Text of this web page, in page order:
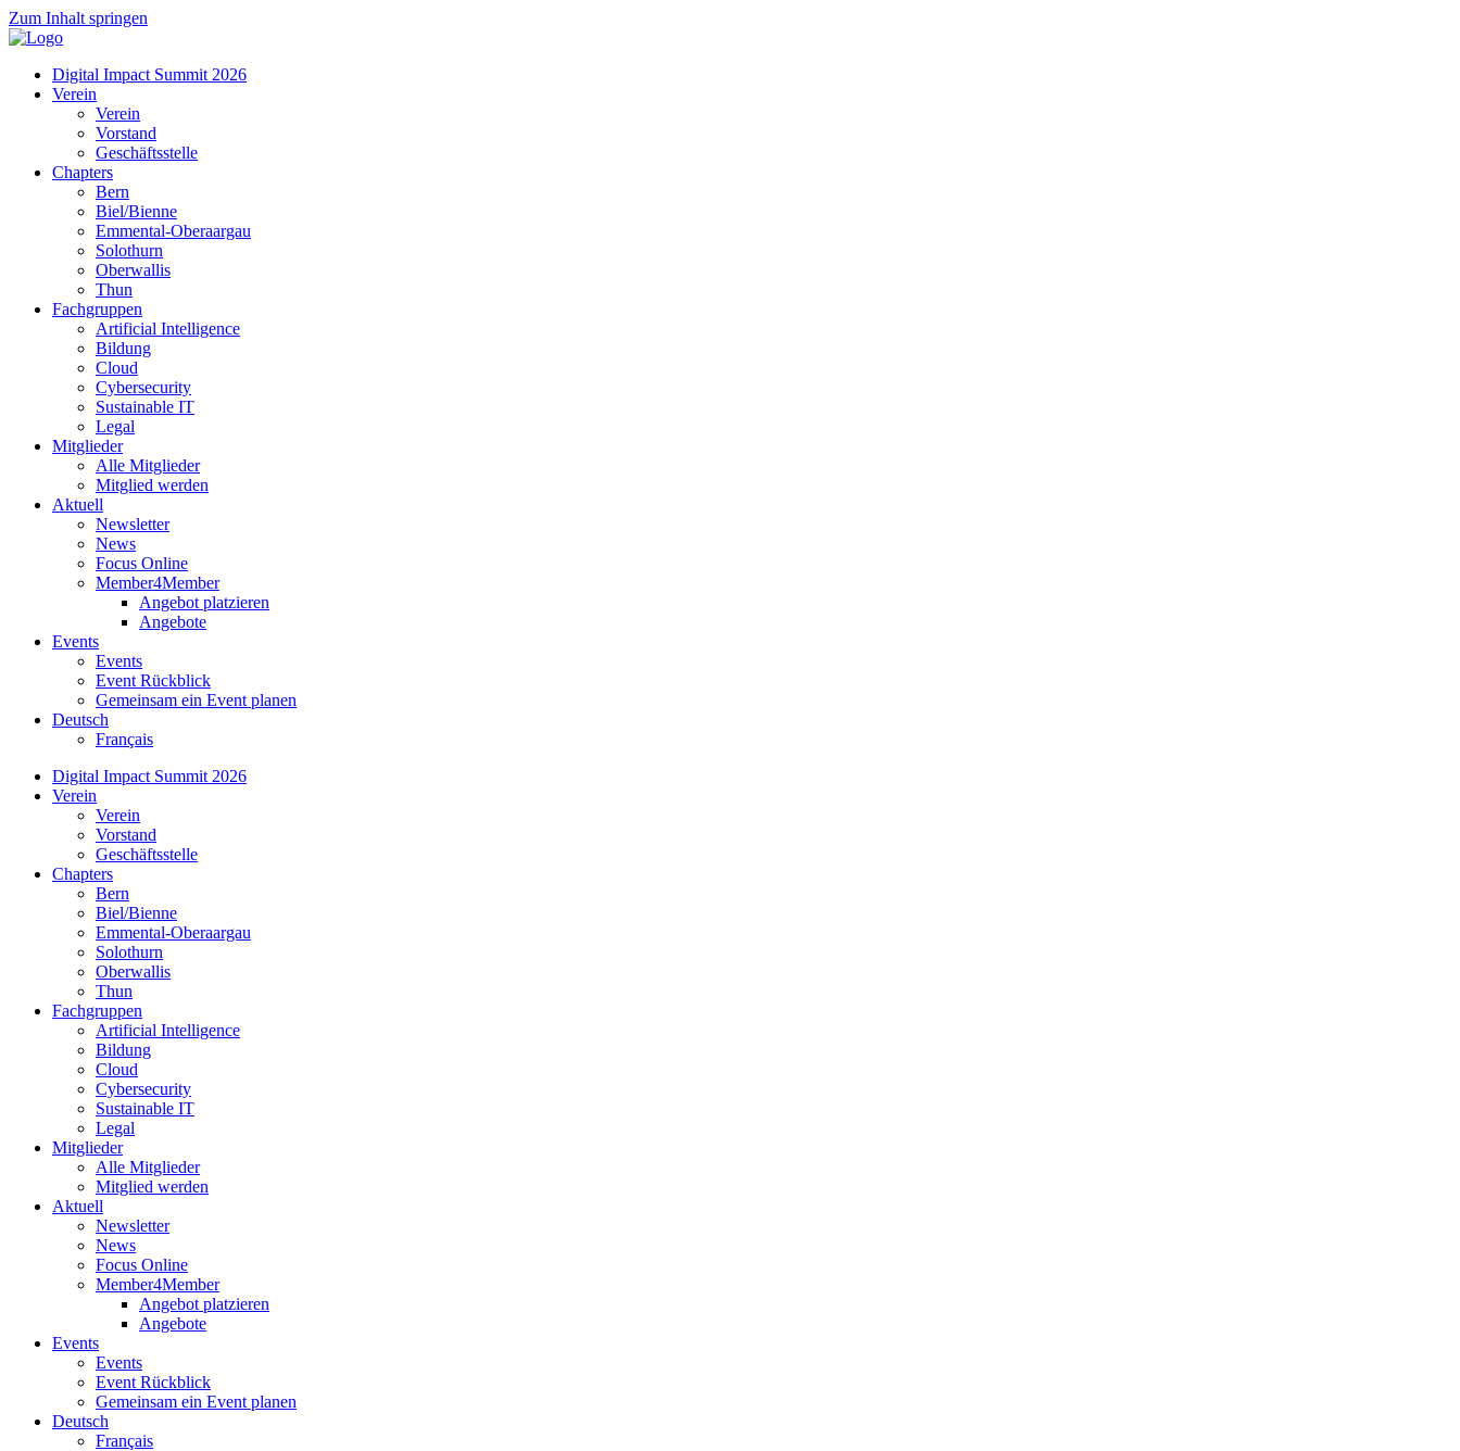
Zum Inhalt springen
Digital Impact Summit 2026
Verein
Verein
Vorstand
Geschäftsstelle
Chapters
Bern
Biel/Bienne
Emmental-Oberaargau
Solothurn
Oberwallis
Thun
Fachgruppen
Artificial Intelligence
Bildung
Cloud
Cybersecurity
Sustainable IT
Legal
Mitglieder
Alle Mitglieder
Mitglied werden
Aktuell
Newsletter
News
Focus Online
Member4Member
Angebot platzieren
Angebote
Events
Events
Event Rückblick
Gemeinsam ein Event planen
Deutsch
Français
Digital Impact Summit 2026
Verein
Verein
Vorstand
Geschäftsstelle
Chapters
Bern
Biel/Bienne
Emmental-Oberaargau
Solothurn
Oberwallis
Thun
Fachgruppen
Artificial Intelligence
Bildung
Cloud
Cybersecurity
Sustainable IT
Legal
Mitglieder
Alle Mitglieder
Mitglied werden
Aktuell
Newsletter
News
Focus Online
Member4Member
Angebot platzieren
Angebote
Events
Events
Event Rückblick
Gemeinsam ein Event planen
Deutsch
Français